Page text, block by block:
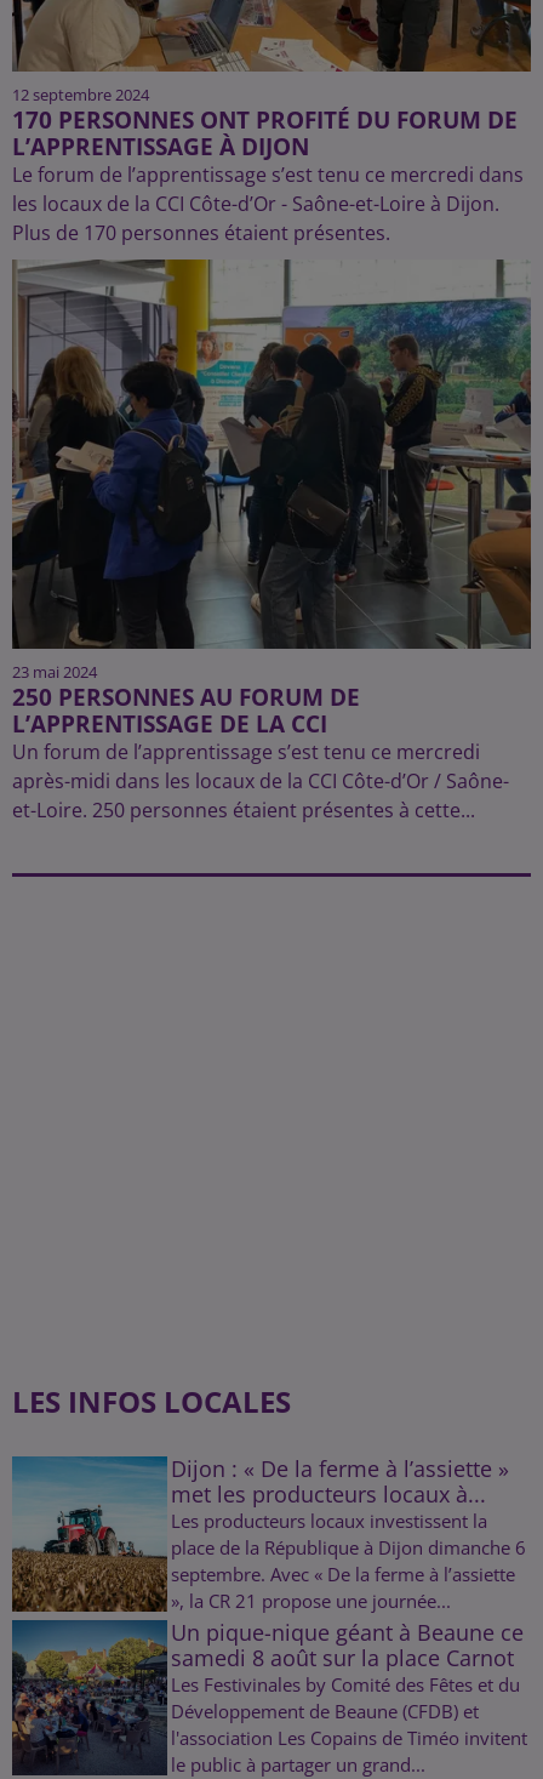
12 septembre 2024
170 PERSONNES ONT PROFITÉ DU FORUM DE
L’APPRENTISSAGE À DIJON
Le forum de l’apprentissage s’est tenu ce mercredi dans
les locaux de la CCI Côte-d’Or - Saône-et-Loire à Dijon.
Plus de 170 personnes étaient présentes.
23 mai 2024
250 PERSONNES AU FORUM DE
L’APPRENTISSAGE DE LA CCI
Un forum de l’apprentissage s’est tenu ce mercredi
après-midi dans les locaux de la CCI Côte-d’Or / Saône-
et-Loire. 250 personnes étaient présentes à cette...
LES INFOS LOCALES
Dijon : « De la ferme à l’assiette »
met les producteurs locaux à...
Les producteurs locaux investissent la
place de la République à Dijon dimanche 6
septembre. Avec « De la ferme à l’assiette
», la CR 21 propose une journée...
Un pique-nique géant à Beaune ce
samedi 8 août sur la place Carnot
Les Festivinales by Comité des Fêtes et du
Développement de Beaune (CFDB) et
l'association Les Copains de Timéo invitent
le public à partager un grand...